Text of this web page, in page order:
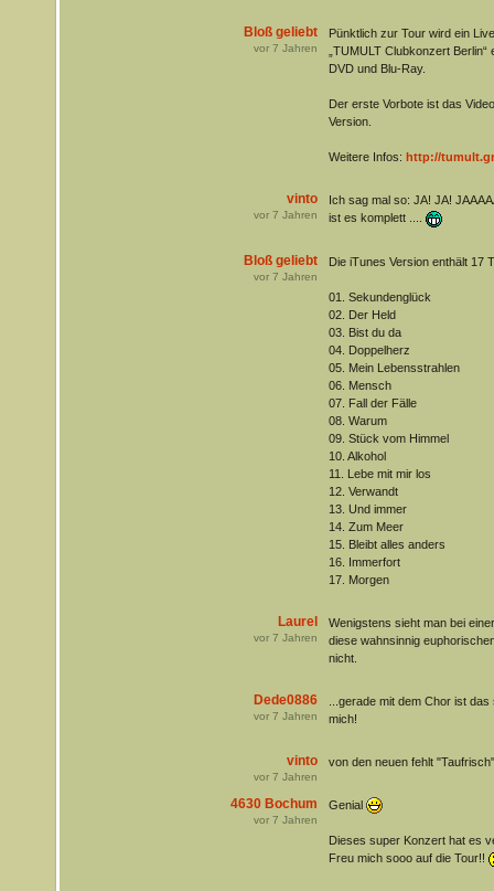
Bloß geliebt
vor 7 Jahren
Pünktlich zur Tour wird ein
„TUMULT Clubkonzert
DVD und Blu-Ray.
Der erste Vorbote ist das
Version.
Weitere Infos: http://
vinto
vor 7 Jahren
Ich sag mal so: JA! JA!
ist es komplett ....
Bloß geliebt
vor 7 Jahren
Die iTunes Version enthält 17
01. Sekundenglück
02. Der Held
03. Bist du da
04. Doppelherz
05. Mein Lebensstrahlen
06. Mensch
07. Fall der Fälle
08. Warum
09. Stück vom Himmel
10. Alkohol
11. Lebe mit mir los
12. Verwandt
13. Und immer
14. Zum Meer
15. Bleibt alles anders
16. Immerfort
17. Morgen
Laurel
vor 7 Jahren
Wenigstens sieht man bei
diese wahnsinnig
nicht.
Dede0886
vor 7 Jahren
...gerade mit dem Chor ist
mich!
vinto
vor 7 Jahren
von den neuen fehlt "Taufrisch"
4630 Bochum
vor 7 Jahren
Genial
Dieses super Konzert hat es
Freu mich sooo auf die Tour!!